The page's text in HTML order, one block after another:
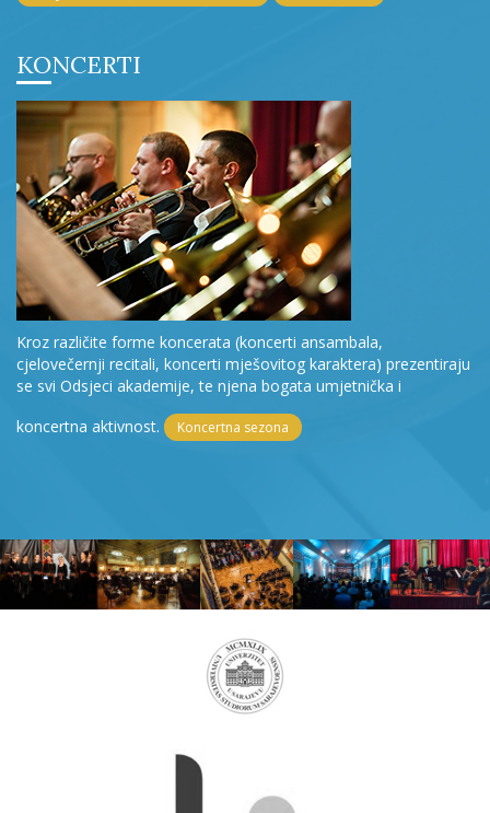
KONCERTI
Kroz različite forme koncerata (koncerti ansambala,
cjelovečernji recitali, koncerti mješovitog karaktera) prezentiraju
se svi Odsjeci akademije, te njena bogata umjetnička i
koncertna aktivnost.
Koncertna sezona